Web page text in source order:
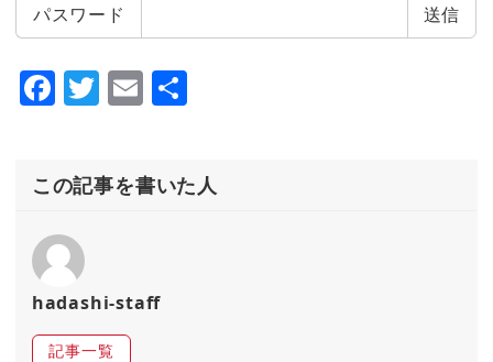
パスワード
F
e
b
o
o
k
T
te
E
l
この記事を書いた人
hadashi-staff
記事一覧